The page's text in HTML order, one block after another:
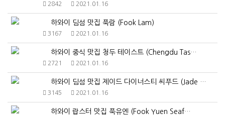
2842 2021.01.16
하와이 딤섬 맛집 푹람 (Fook Lam)
3167 2021.01.16
하와이 중식 맛집 청두 테이스트 (Chengdu Tas…
2721 2021.01.16
하와이 딤섬 맛집 제이드 다이너스티 씨푸드 (Jade …
3145 2021.01.16
하와이 랍스터 맛집 푹유엔 (Fook Yuen Seaf…